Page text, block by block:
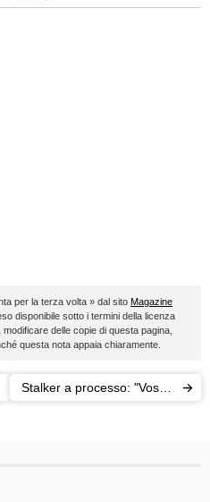
per la terza volta » dal sito Magazine
disponibile sotto i termini della licenza
modificare delle copie di questa pagina,
questa nota appaia chiaramente.
Stalker a processo: "Vostra